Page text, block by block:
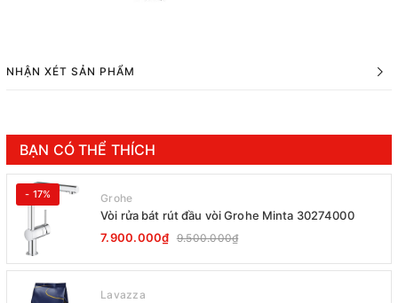
NHẬN XÉT SẢN PHẨM
BẠN CÓ THỂ THÍCH
- 17% Grohe
Vòi rửa bát rút đầu vòi Grohe Minta 30274000
7.900.000₫ 9.500.000₫
Lavazza